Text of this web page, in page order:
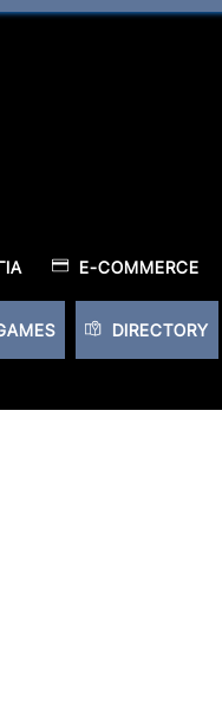
E-COMMERCE
DIRECTORY